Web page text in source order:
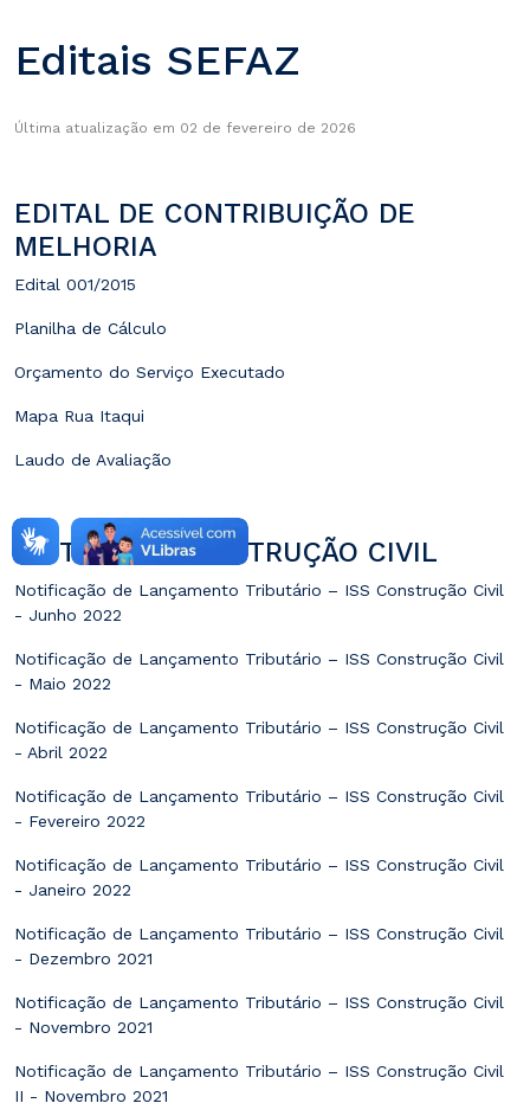
Editais SEFAZ
Última atualização em 02 de fevereiro de 2026
EDITAL DE CONTRIBUIÇÃO DE
MELHORIA
Edital 001/2015
Planilha de Cálculo
Orçamento do Serviço Executado
Mapa Rua Itaqui
Laudo de Avaliação
EDITAL ISS CONSTRUÇÃO CIVIL
Notificação de Lançamento Tributário – ISS Construção Civil
- Junho 2022
Notificação de Lançamento Tributário – ISS Construção Civil
- Maio 2022
Notificação de Lançamento Tributário – ISS Construção Civil
- Abril 2022
Notificação de Lançamento Tributário – ISS Construção Civil
- Fevereiro 2022
Notificação de Lançamento Tributário – ISS Construção Civil
- Janeiro 2022
Notificação de Lançamento Tributário – ISS Construção Civil
- Dezembro 2021
Notificação de Lançamento Tributário – ISS Construção Civil
- Novembro 2021
Notificação de Lançamento Tributário – ISS Construção Civil
II - Novembro 2021